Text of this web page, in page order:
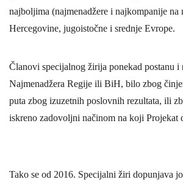
najboljima (najmenadžere i najkompanije na
Hercegovine, jugoistočne i srednje Evrope.
Članovi specijalnog žirija ponekad postanu i
Najmenadžera Regije ili BiH, bilo zbog
puta zbog izuzetnih poslovnih rezultata, ili
iskreno zadovoljni načinom na koji Projekat
Tako se od 2016. Specijalni žiri dopunjava